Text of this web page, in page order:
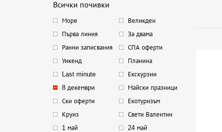
Всички почивки
Море
Великден
Първа линия
За двама
Ранни записвания
СПА оферти
Уикенд
Планина
Last minute
Екскурзии
8 декември
Майски празници
Ски оферти
Екотуризъм
Круиз
Свети Валентин
1 май
24 май